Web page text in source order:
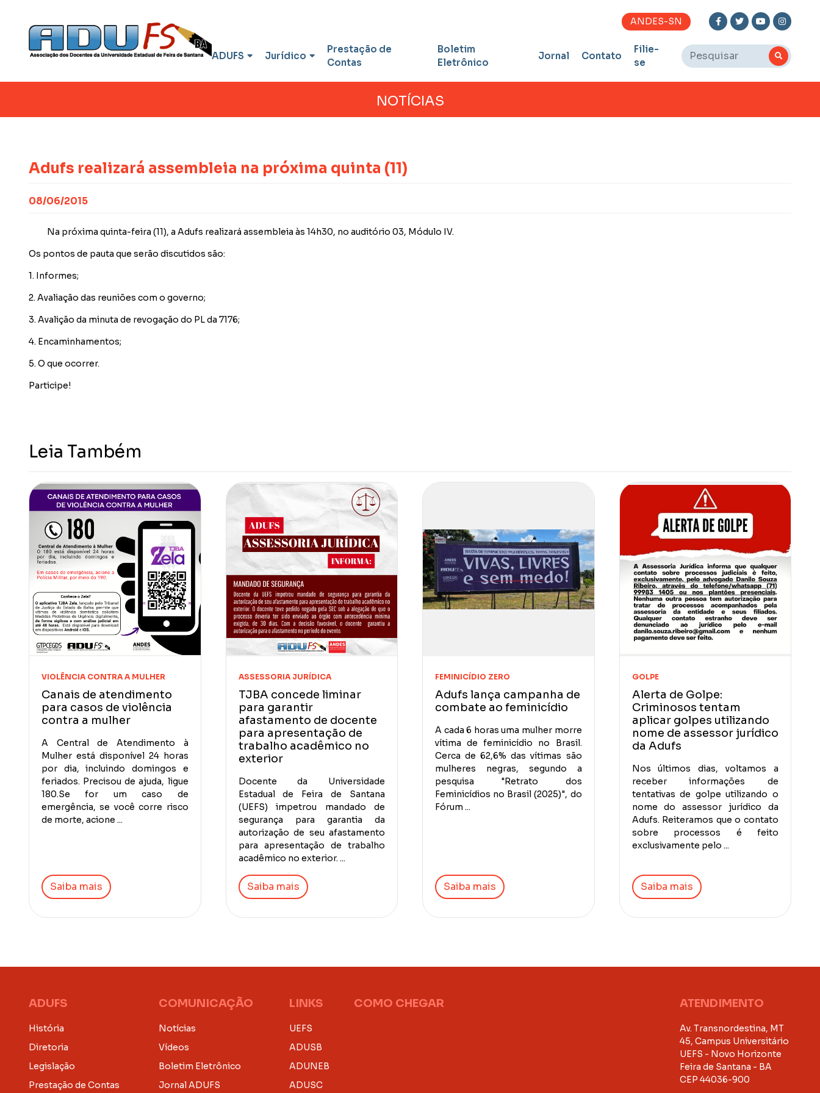
ANDES-SN
ADUFS Jurídico
Prestação de
Contas
Boletim
Eletrônico
Jornal Contato
Filie-
se
NOTÍCIAS
Adufs realizará assembleia na próxima quinta (11)
08/06/2015
Na próxima quinta-feira (11), a Adufs realizará assembleia às 14h30, no auditório 03, Módulo IV.
Os pontos de pauta que serão discutidos são:
1. Informes;
2. Avaliação das reuniões com o governo;
3. Avalição da minuta de revogação do PL da 7176;
4. Encaminhamentos;
5. O que ocorrer.
Participe!
Leia Também
VIOLÊNCIA CONTRA A MULHER
Canais de atendimento
para casos de violência
contra a mulher
A Central de Atendimento à
Mulher está disponível 24 horas
por dia, incluindo domingos e
feriados. Precisou de ajuda, ligue
180.Se for um caso de
emergência, se você corre risco
de morte, acione ...
Saiba mais
ASSESSORIA JURÍDICA
TJBA concede liminar
para garantir
afastamento de docente
para apresentação de
trabalho acadêmico no
exterior
Docente da Universidade
Estadual de Feira de Santana
(UEFS) impetrou mandado de
segurança para garantia da
autorização de seu afastamento
para apresentação de trabalho
acadêmico no exterior. ...
Saiba mais
FEMINICÍDIO ZERO
Adufs lança campanha de
combate ao feminicídio
A cada 6 horas uma mulher morre
vítima de feminicídio no Brasil.
Cerca de 62,6% das vítimas são
mulheres negras, segundo a
pesquisa "Retrato dos
Feminicídios no Brasil (2025)", do
Fórum ...
Saiba mais
GOLPE
Alerta de Golpe:
Criminosos tentam
aplicar golpes utilizando
nome de assessor jurídico
da Adufs
Nos últimos dias, voltamos a
receber informações de
tentativas de golpe utilizando o
nome do assessor jurídico da
Adufs. Reiteramos que o contato
sobre processos é feito
exclusivamente pelo ...
Saiba mais
ADUFS
História
Diretoria
Legislação
Prestação de Contas
COMUNICAÇÃO
Notícias
Vídeos
Boletim Eletrônico
Jornal ADUFS
LINKS
UEFS
ADUSB
ADUNEB
ADUSC
COMO CHEGAR ATENDIMENTO
Av. Transnordestina, MT
45, Campus Universitário
UEFS - Novo Horizonte
Feira de Santana - BA
CEP 44036-900